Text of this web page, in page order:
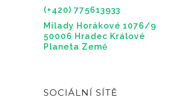
(+420) 775613933
Milady Horákové 1076/9
50006 Hradec Králové
Planeta Země
SOCIÁLNÍ SÍTĚ